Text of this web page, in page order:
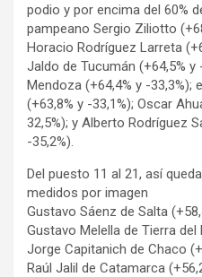
podio y por encima del 60%
pampeano Sergio Ziliotto
Horacio Rodríguez Larreta
Jaldo de Tucumán (+64,5%
Mendoza (+64,4% y -33,3%);
(+63,8% y -33,1%); Oscar
32,5%); y Alberto Rodríguez
-35,2%).
Del puesto 11 al 21, así
medidos por imagen
Gustavo Sáenz de Salta
Gustavo Melella de Tierra del
Jorge Capitanich de Chaco
Raúl Jalil de Catamarca